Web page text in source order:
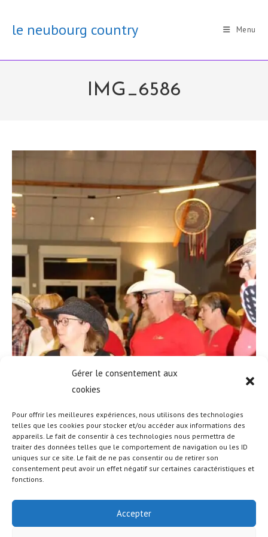
Gérer le consentement aux
cookies
Pour offrir les meilleures expériences, nous utilisons des technologies
telles que les cookies pour stocker et/ou accéder aux informations des
appareils. Le fait de consentir à ces technologies nous permettra de
traiter des données telles que le comportement de navigation ou les ID
uniques sur ce site. Le fait de ne pas consentir ou de retirer son
consentement peut avoir un effet négatif sur certaines caractéristiques et
fonctions.
Accepter
contentle neubourg country Menu
IMG_6586